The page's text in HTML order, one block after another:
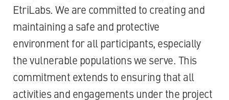
EtriLabs. We are committed to creating and
maintaining a safe and protective
environment for all participants, especially
the vulnerable populations we serve. This
commitment extends to ensuring that all
activities and engagements under the project